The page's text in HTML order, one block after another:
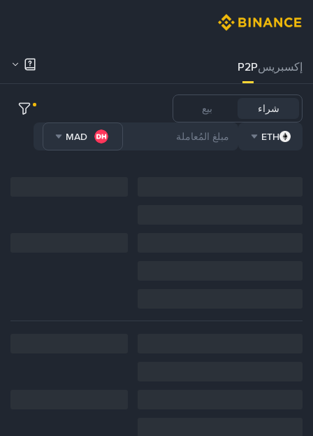
إكسبريسP2P
شراء بيع
ETH
MAD